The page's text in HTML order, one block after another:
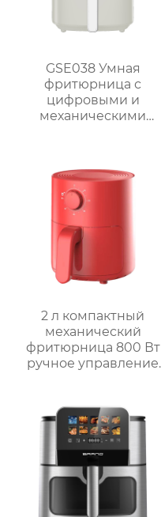
GSE038 Умная
фритюрница с
цифровыми и
механическими
2 л компактный
механический
фритюрница 800 Вт
ручное управление